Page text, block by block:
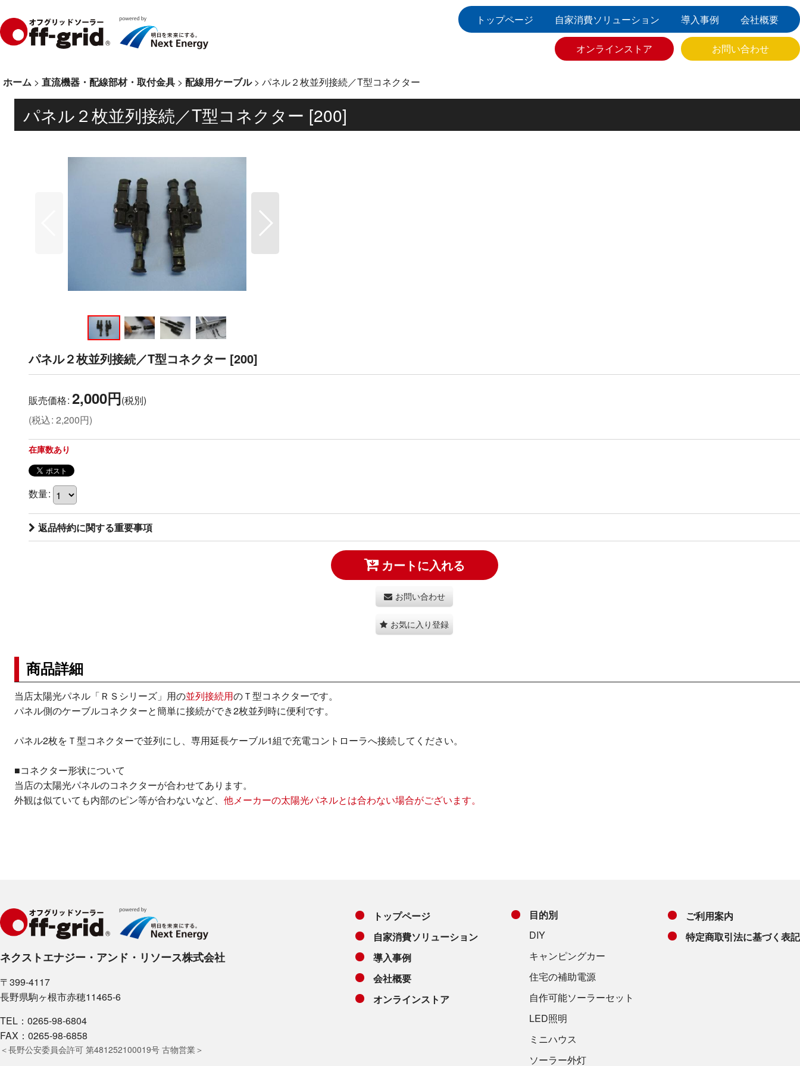
トップページ 自家消費ソリューション 導入事例 会社概要
オンラインストア お問い合わせ
ホーム > 直流機器・配線部材・取付金具 > 配線用ケーブル > パネル２枚並列接続／T型コネクター
パネル２枚並列接続／T型コネクター [200]
パネル２枚並列接続／T型コネクター [200]
販売価格: 2,000円(税別)
(税込: 2,200円)
在庫数あり
数量:
返品特約に関する重要事項
カートに入れる
お問い合わせ
お気に入り登録
商品詳細
当店太陽光パネル「ＲＳシリーズ」用の並列接続用のＴ型コネクターです。
パネル側のケーブルコネクターと簡単に接続ができ2枚並列時に便利です。
パネル2枚をＴ型コネクターで並列にし、専用延長ケーブル1組で充電コントローラへ接続してください。
■コネクター形状について
当店の太陽光パネルのコネクターが合わせてあります。
外観は似ていても内部のピン等が合わないなど、 他メーカーの太陽光パネルとは合わない場合がございます。
ネクストエナジー・アンド・リソース株式会社
〒399-4117
長野県駒ヶ根市赤穂11465-6
TEL：0265-98-6804
FAX：0265-98-6858
＜長野公安委員会許可 第481252100019号 古物営業＞
トップページ
自家消費ソリューション
導入事例
会社概要
オンラインストア
目的別
DIY
キャンピングカー
住宅の補助電源
自作可能ソーラーセット
LED照明
ミニハウス
ソーラー外灯
ご利用案内
特定商取引法に基づく表記